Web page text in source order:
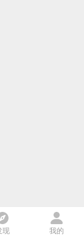
现 我的